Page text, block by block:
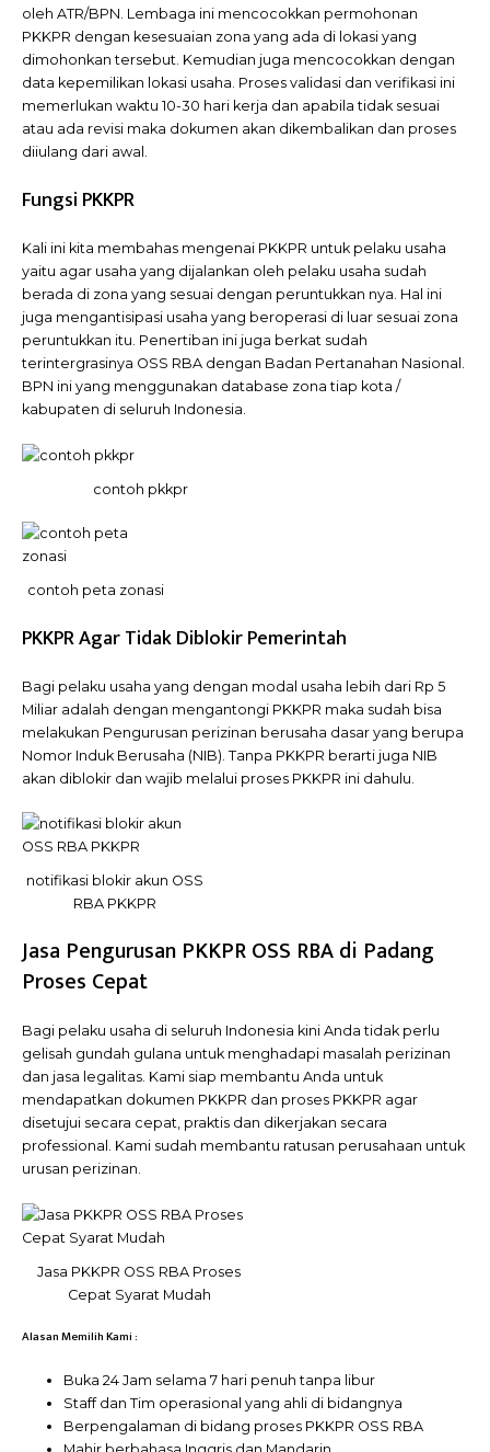
oleh ATR/BPN. Lembaga ini mencocokkan permohonan
PKKPR dengan kesesuaian zona yang ada di lokasi yang
dimohonkan tersebut. Kemudian juga mencocokkan dengan
data kepemilikan lokasi usaha. Proses validasi dan verifikasi ini
memerlukan waktu 10-30 hari kerja dan apabila tidak sesuai
atau ada revisi maka dokumen akan dikembalikan dan proses
diiulang dari awal.
Fungsi PKKPR
Kali ini kita membahas mengenai PKKPR untuk pelaku usaha
yaitu agar usaha yang dijalankan oleh pelaku usaha sudah
berada di zona yang sesuai dengan peruntukkan nya. Hal ini
juga mengantisipasi usaha yang beroperasi di luar sesuai zona
peruntukkan itu. Penertiban ini juga berkat sudah
terintergrasinya OSS RBA dengan Badan Pertanahan Nasional.
BPN ini yang menggunakan database zona tiap kota /
kabupaten di seluruh Indonesia.
contoh pkkpr
contoh peta zonasi
PKKPR Agar Tidak Diblokir Pemerintah
Bagi pelaku usaha yang dengan modal usaha lebih dari Rp 5
Miliar adalah dengan mengantongi PKKPR maka sudah bisa
melakukan Pengurusan perizinan berusaha dasar yang berupa
Nomor Induk Berusaha (NIB). Tanpa PKKPR berarti juga NIB
akan diblokir dan wajib melalui proses PKKPR ini dahulu.
notifikasi blokir akun OSS
RBA PKKPR
Jasa Pengurusan PKKPR OSS RBA di Padang
Proses Cepat
Bagi pelaku usaha di seluruh Indonesia kini Anda tidak perlu
gelisah gundah gulana untuk menghadapi masalah perizinan
dan jasa legalitas. Kami siap membantu Anda untuk
mendapatkan dokumen PKKPR dan proses PKKPR agar
disetujui secara cepat, praktis dan dikerjakan secara
professional. Kami sudah membantu ratusan perusahaan untuk
urusan perizinan.
Jasa PKKPR OSS RBA Proses
Cepat Syarat Mudah
Alasan Memilih Kami :
Buka 24 Jam selama 7 hari penuh tanpa libur
Staff dan Tim operasional yang ahli di bidangnya
Berpengalaman di bidang proses PKKPR OSS RBA